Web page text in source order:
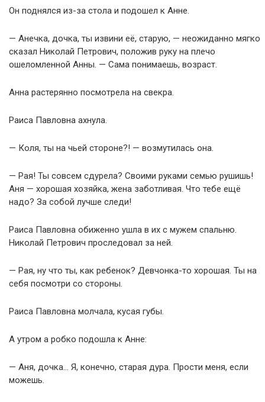
Он поднялся из-за стола и подошел к Анне.
— Анечка, дочка, ты извини её, старую, — неожиданно мягко
сказал Николай Петрович, положив руку на плечо
ошеломленной Анны. — Сама понимаешь, возраст.
Анна растерянно посмотрела на свекра.
Раиса Павловна ахнула.
— Коля, ты на чьей стороне?! — возмутилась она.
— Рая! Ты совсем сдурела? Своими руками семью рушишь!
Аня — хорошая хозяйка, жена заботливая. Что тебе ещё
надо? За собой лучше следи!
Раиса Павловна обиженно ушла в их с мужем спальню.
Николай Петрович проследовал за ней.
— Рая, ну что ты, как ребенок? Девчонка-то хорошая. Ты на
себя посмотри со стороны.
Раиса Павловна молчала, кусая губы.
А утром а робко подошла к Анне:
— Аня, дочка… Я, конечно, старая дура. Прости меня, если
можешь.